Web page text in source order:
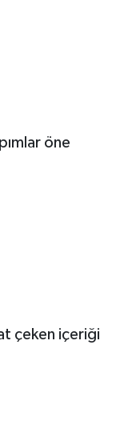
öne
çeken içeriği